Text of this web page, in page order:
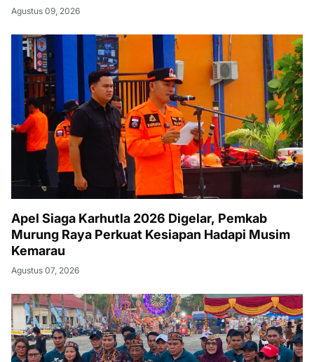
Agustus 09, 2026
Apel Siaga Karhutla 2026 Digelar, Pemkab
Murung Raya Perkuat Kesiapan Hadapi Musim
Kemarau
Agustus 07, 2026